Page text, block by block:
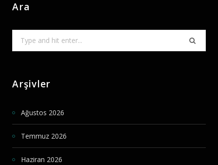
Ara
Arşivler
Ağustos 2026
Temmuz 2026
Haziran 2026